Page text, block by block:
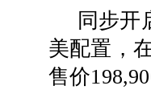
同步开
美配置，
售价